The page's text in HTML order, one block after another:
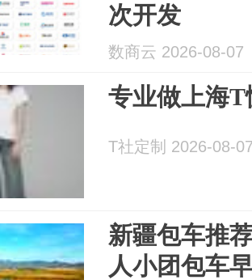
次开发
数商云 2026-08-07
专业做上海
T社定制 2026-08-
新疆包车推
人小团包车